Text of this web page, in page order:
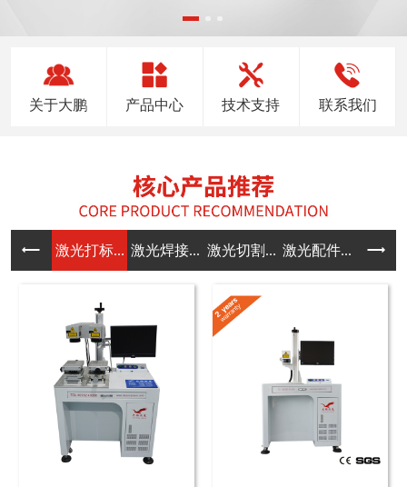
关于大鹏 产品中心 技术支持 联系我们
激光打标... 激光焊接... 激光切割... 激光配件...